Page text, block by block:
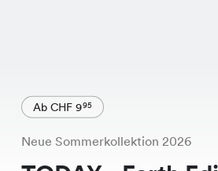
Ab CHF 995
Neue Sommerkollektion 2026